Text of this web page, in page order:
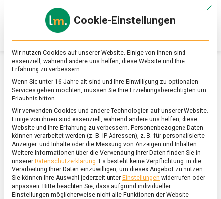
Online-
Magazin
zu
&
Ernährung
SCHLAGWORT:TIERZUCHT
Mit
Cookie-Einstellungen
Wir nutzen Cookies auf unserer Website. Einige von ihnen sind
essenziell, während andere uns helfen, diese Website und Ihre
Erfahrung zu verbessern.
Wenn Sie unter 16 Jahre alt sind und Ihre Einwilligung zu optionalen
Services geben möchten, müssen Sie Ihre Erziehungsberechtigten um
Erlaubnis bitten.
Wir verwenden Cookies und andere Technologien auf unserer Website.
Einige von ihnen sind essenziell, während andere uns helfen, diese
Website und Ihre Erfahrung zu verbessern. Personenbezogene Daten
können verarbeitet werden (z. B. IP-Adressen), z. B. für personalisierte
Anzeigen und Inhalte oder die Messung von Anzeigen und Inhalten.
Weitere Informationen über die Verwendung Ihrer Daten finden Sie in
unserer Datenschutzerklärung. Es besteht keine Verpflichtung, in die
Verarbeitung Ihrer Daten einzuwilligen, um dieses Angebot zu nutzen.
Sie können Ihre Auswahl jederzeit unter Einstellungen widerrufen oder
anpassen. Bitte beachten Sie, dass aufgrund individueller
Einstellungen möglicherweise nicht alle Funktionen der Website